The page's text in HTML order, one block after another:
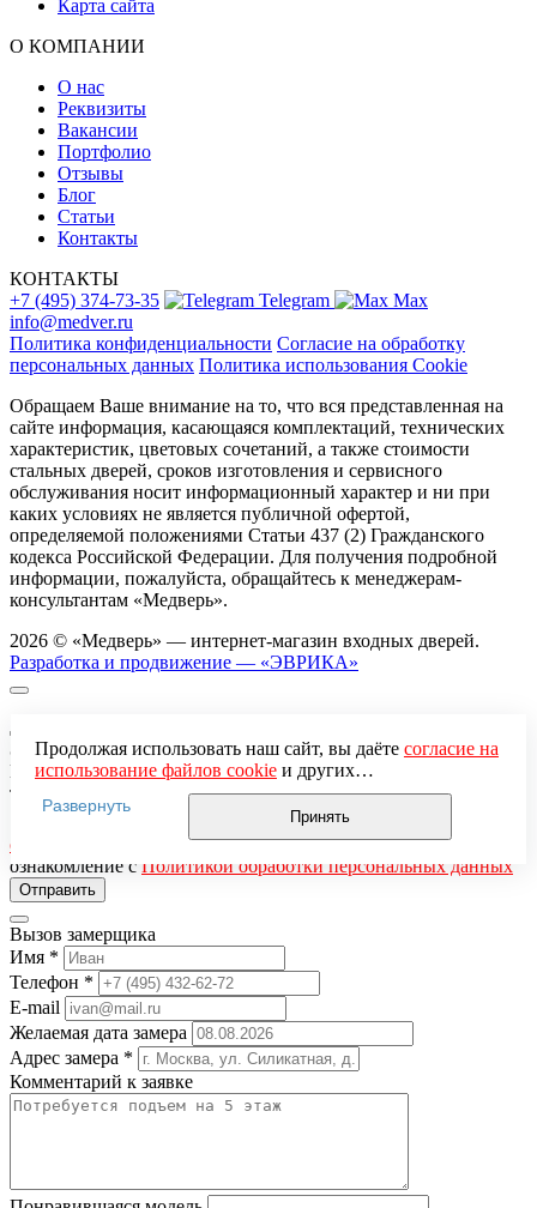
Карта сайта
О КОМПАНИИ
О нас
Реквизиты
Вакансии
Портфолио
Отзывы
Блог
Статьи
Контакты
КОНТАКТЫ
+7 (495) 374-73-35
Telegram
Max
info@medver.ru
Политика конфиденциальности Согласие на обработку
персональных данных Политика использования Cookie
Обращаем Ваше внимание на то, что вся представленная на
сайте информация, касающаяся комплектаций, технических
характеристик, цветовых сочетаний, а также стоимости
стальных дверей, сроков изготовления и сервисного
обслуживания носит информационный характер и ни при
каких условиях не является публичной офертой,
определяемой положениями Статьи 437 (2) Гражданского
кодекса Российской Федерации. Для получения подробной
информации, пожалуйста, обращайтесь к менеджерам-
консультантам «Медверь».
2026 © «Медверь» — интернет-магазин входных дверей.
Разработка и продвижение — «ЭВРИКА»
Заказ обратного звонка
Имя *
Телефон
Нажимая кнопку «Отправить», вы даёте
обработку персональных данныхи подтверждаете
ознакомление с Политикой обработки персональных данных
Вызов замерщика
Имя *
Телефон *
E-mail
Желаемая дата замера
Адрес замера *
Комментарий к заявке
Продолжая использовать наш сайт, вы даёте согласие на
использование файлов cookieи других
пользовательских данных (включая IP-адрес, сведения о
местоположении, устройстве, действиях на сайте и т. п.)
для функционирования сайта, проведения
использования систем аналитики (например,
Яндекс.Метрика), в соответствии с нашей
Если вы не хотите, чтобы ваши данные обрабатывались,
настройте ограничения в браузере или покиньте сайт.
Развернуть
Принять